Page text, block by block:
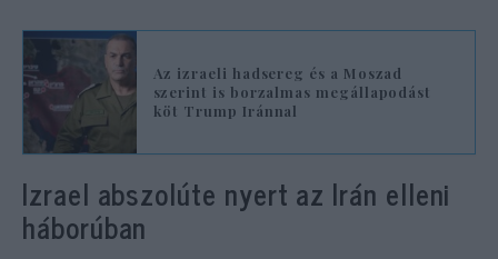
Az izraeli hadsereg és a Moszad
szerint is borzalmas megállapodást
köt Trump Iránnal
Izrael abszolúte nyert az Irán elleni
háborúban